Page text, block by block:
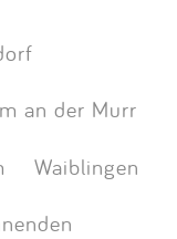
an der Murr
Waiblingen